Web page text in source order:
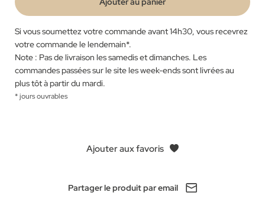
Si vous soumettez votre commande avant 14h30, vous recevrez
votre commande le lendemain*.
Note : Pas de livraison les samedis et dimanches. Les
commandes passées sur le site les week-ends sont livrées au
plus tôt à partir du mardi.
* jours ouvrables
Ajouter aux favoris
Partager le produit par email